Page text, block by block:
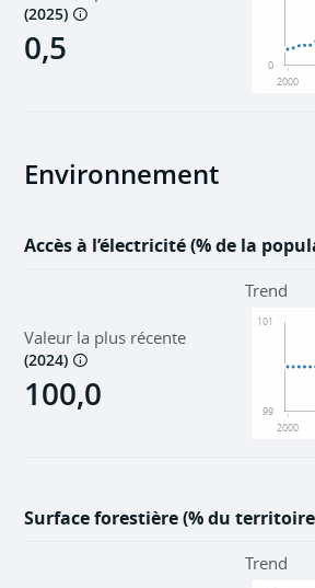
(2025)
0,5
2000
0
Environnement
Accès à l’électricité (% de la
Valeur la plus récente
(2024)
100,0
Trend
2000
99
101
Surface forestière (% du
Trend